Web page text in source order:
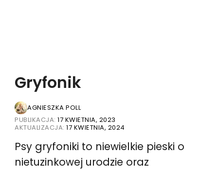
Gryfonik
AGNIESZKA POLL
PUBLIKACJA: 17 KWIETNIA, 2023
AKTUALIZACJA: 17 KWIETNIA, 2024
Psy gryfoniki to niewielkie pieski o
nietuzinkowej urodzie oraz